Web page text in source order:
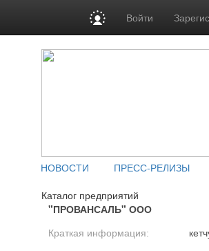
Войти
НОВОСТИ ПРЕСС-РЕЛИЗЫ
Каталог предприятий
"ПРОВАНСАЛЬ" ООО
Краткая информация: